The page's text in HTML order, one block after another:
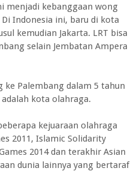
menjadi kebanggaan wong
Indonesia ini, baru di kota
kemudian Jakarta. LRT bisa
selain Jembatan Ampera
ke Palembang dalam 5 tahun
kota olahraga.
kejuaraan olahraga
2011, Islamic Solidarity
2014 dan terakhir Asian
dunia lainnya yang bertaraf